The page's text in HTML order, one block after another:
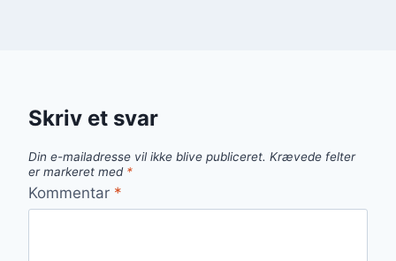
Skriv et svar
Din e-mailadresse vil ikke blive publiceret. Krævede felter
er markeret med *
Kommentar *